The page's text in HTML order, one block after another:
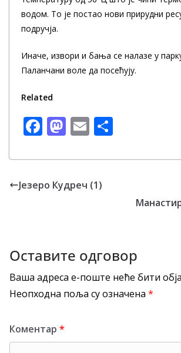
водом. То је постао нови прирудни
подручја.
Иначе, извори и бања се налазе у
Паланчани воле да посећују.
Related
F
e
b
M
to
d
E
ai
l
ar
Језеро Кудреч (1)
Оставите одговор
Ваша адреса е-поште неће бити
Неопходна поља су означена *
Коментар *